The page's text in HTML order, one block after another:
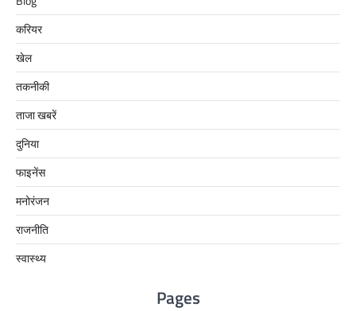
करियर
खेल
तकनीकी
ताजा खबरें
दुनिया
फाइनेंस
मनोरंजन
राजनीति
स्वास्थ्य
Pages